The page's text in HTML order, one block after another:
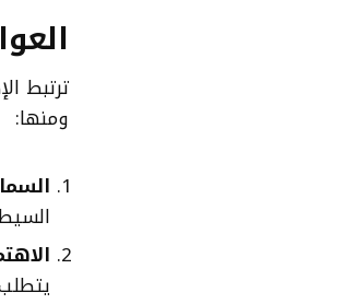
ترتبط
ومنها: